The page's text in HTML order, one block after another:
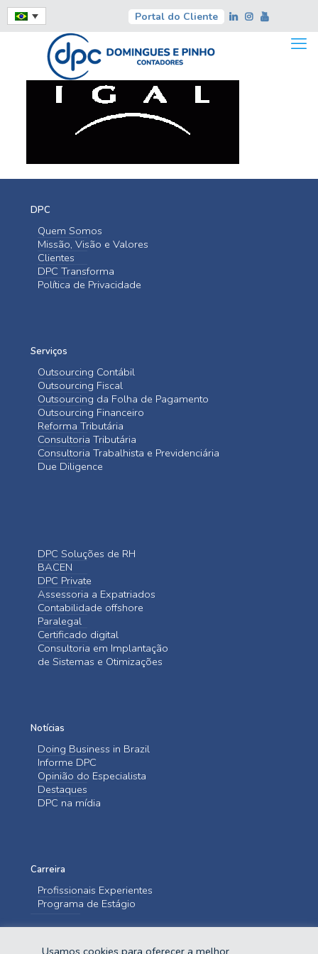
Portal do Cliente
DPC
Quem Somos
Missão, Visão e Valores
Clientes
DPC Transforma
Política de Privacidade
Serviços
Outsourcing Contábil
Outsourcing Fiscal
Outsourcing da Folha de Pagamento
Outsourcing Financeiro
Reforma Tributária
Consultoria Tributária
Consultoria Trabalhista e Previdenciária
Due Diligence
DPC Soluções de RH
BACEN
DPC Private
Assessoria a Expatriados
Contabilidade offshore
Paralegal
Certificado digital
Consultoria em Implantação
de Sistemas e Otimizações
Notícias
Doing Business in Brazil
Informe DPC
Opinião do Especialista
Destaques
DPC na mídia
Carreira
Profissionais Experientes
Programa de Estágio
Fale Conosco
Usamos cookies para oferecer a melhor